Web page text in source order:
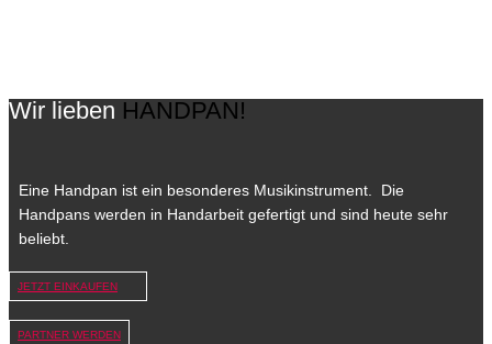
Wir lieben HANDPAN!
Eine Handpan ist ein besonderes Musikinstrument. Die
Handpans werden in Handarbeit gefertigt und sind heute sehr
beliebt.
JETZT EINKAUFEN
PARTNER WERDEN